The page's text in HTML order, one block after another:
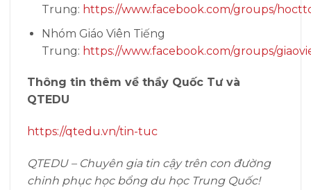
Trung: https://www.facebook.com/groups/
Nhóm Giáo Viên Tiếng
Trung: https://www.facebook.com/groups/
Thông tin thêm về thầy Quốc Tư và
QTEDU
https://qtedu.vn/tin-tuc
QTEDU – Chuyên gia tin cậy trên con đường
chinh phục học bổng du học Trung Quốc!